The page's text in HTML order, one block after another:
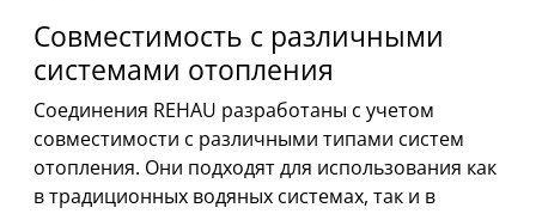
Совместимость с различными
системами отопления
Соединения REHAU разработаны с учетом
совместимости с различными типами систем
отопления. Они подходят для использования как
в традиционных водяных системах, так и в